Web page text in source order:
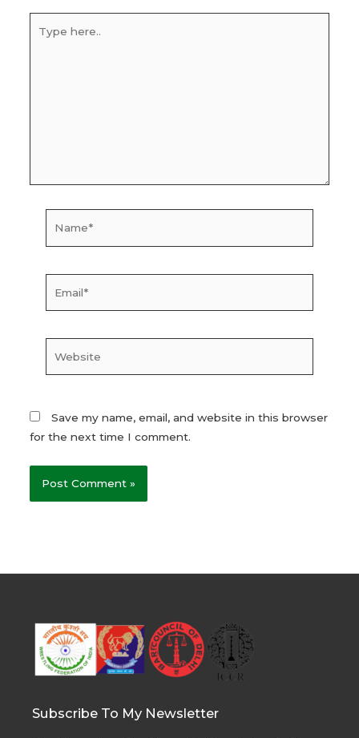
here..
Save my name, email, and website in this browser
for the next time I comment.
Subscribe To My Newsletter